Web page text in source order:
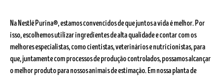
Na Nestlé Purina®, estamos convencidos de que juntos a vida é melhor. Por
isso, escolhemos utilizar ingredientes de alta qualidade e contar com os
melhores especialistas, como cientistas, veterinários e nutricionistas, para
que, juntamente com processos de produção controlados, possamos alcançar
o melhor produto para nossos animais de estimação. Em nossa planta de